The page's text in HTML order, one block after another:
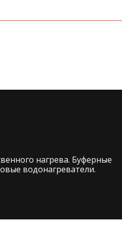
нагрева. Буферные
водонагреватели.